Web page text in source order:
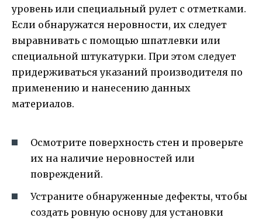
уровень или специальный рулет с отметками.
Если обнаружатся неровности, их следует
выравнивать с помощью шпатлевки или
специальной штукатурки. При этом следует
придерживаться указаний производителя по
применению и нанесению данных
материалов.
Осмотрите поверхность стен и проверьте
их на наличие неровностей или
повреждений.
Устраните обнаруженные дефекты, чтобы
создать ровную основу для установки